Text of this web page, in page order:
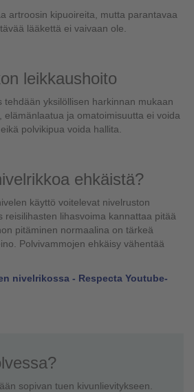
artroosin kipuoireita, mutta parantavaa
lääkettä ei vaivaan ole.
leikkaushoito
tehdään yksilöllisen harkinnan mukaan
elämänlaatua ja omatoimisuutta ei voida
polvikipua voida hallita.
ehkäistä?
käyttö voitelevat nivelruston
reisilihasten lihasvoima kannattaa pitää
pitäminen normaalina on tärkeä
Polvivammojen ehkäisy vähentää
nivelrikossa - Respecta Youtube-
sopivan tuen kivunlievitykseen.